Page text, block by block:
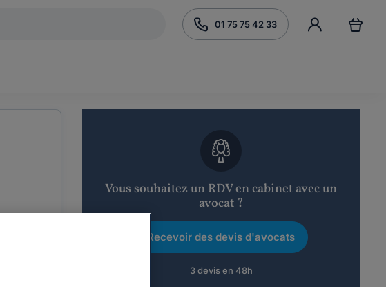
01 75 75 42 33
Vous souhaitez un RDV en cabinet avec un
avocat ?
Recevoir des devis d'avocats
3 devis en 48h